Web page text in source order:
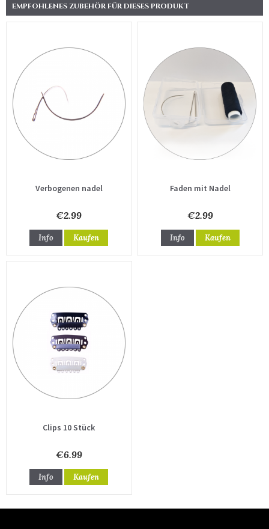
EMPFOHLENES ZUBEHÖR FÜR DIESES PRODUKT
Verbogenen nadel
€2.99
Info Kaufen
Faden mit Nadel
€2.99
Info Kaufen
Clips 10 Stück
€6.99
Info Kaufen